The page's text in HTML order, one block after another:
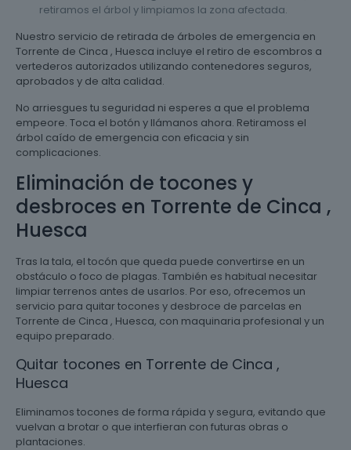
retiramos el árbol y limpiamos la zona afectada.
Nuestro servicio de retirada de árboles de emergencia en
Torrente de Cinca , Huesca incluye el retiro de escombros a
vertederos autorizados utilizando contenedores seguros,
aprobados y de alta calidad.
No arriesgues tu seguridad ni esperes a que el problema
empeore. Toca el botón y llámanos ahora. Retiramoss el
árbol caído de emergencia con eficacia y sin
complicaciones.
Eliminación de tocones y
desbroces en Torrente de Cinca ,
Huesca
Tras la tala, el tocón que queda puede convertirse en un
obstáculo o foco de plagas. También es habitual necesitar
limpiar terrenos antes de usarlos. Por eso, ofrecemos un
servicio para quitar tocones y desbroce de parcelas en
Torrente de Cinca , Huesca, con maquinaria profesional y un
equipo preparado.
Quitar tocones en Torrente de Cinca ,
Huesca
Eliminamos tocones de forma rápida y segura, evitando que
vuelvan a brotar o que interfieran con futuras obras o
plantaciones.